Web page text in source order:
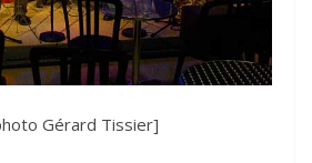
Gérard Tissier]